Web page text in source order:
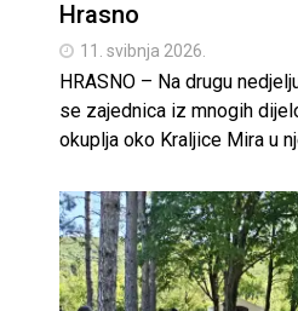
Hrasno
11. svibnja 2026.
HRASNO – Na drugu
se zajednica iz mnogih
okuplja oko Kraljice Mira u